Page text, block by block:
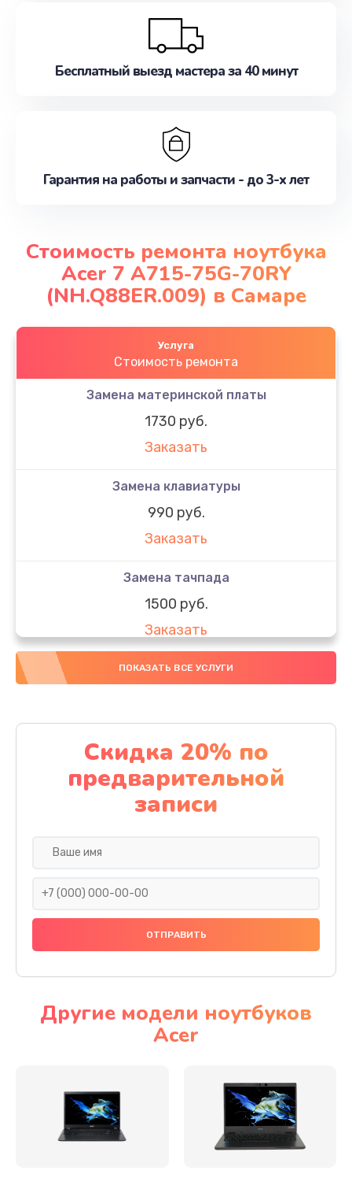
Бесплатный выезд мастера за 40 минут
Гарантия на работы и запчасти - до 3-х лет
Стоимость ремонта ноутбука
Acer 7 A715-75G-70RY
(NH.Q88ER.009) в Самаре
Услуга
Стоимость ремонта
Замена материнской платы
1730 руб.
Заказать
Замена клавиатуры
990 руб.
Заказать
Замена тачпада
1500 руб.
Заказать
Замена южного моста
Заказать
Чистка от пыли
1060 руб.
Заказать
Ремонт подсветки
Настройка BIOS
Замена видеочипа
ПОКАЗАТЬ ВСЕ УСЛУГИ
Скидка 20% по
предварительной
записи
Другие модели ноутбуков
Acer